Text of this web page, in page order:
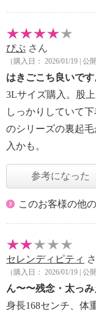
ぴぷ さん
（購入日： 2026/01/19 | 公
はきごこち良いです
3Lサイズ購入。股
しっかりしていて
のシリーズの裏起
入かも。
参考になった
このお客様の他
セレンディピティ
（購入日： 2026/01/19 | 公
ん〜〜残念・太っみ
身長168センチ、体